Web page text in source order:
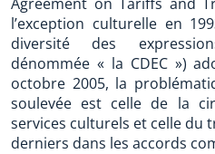
l’exception culturelle en
diversité des
dénommée « la CDEC »)
octobre 2005, la
soulevée est celle de la
services culturels et celle du
derniers dans les accords